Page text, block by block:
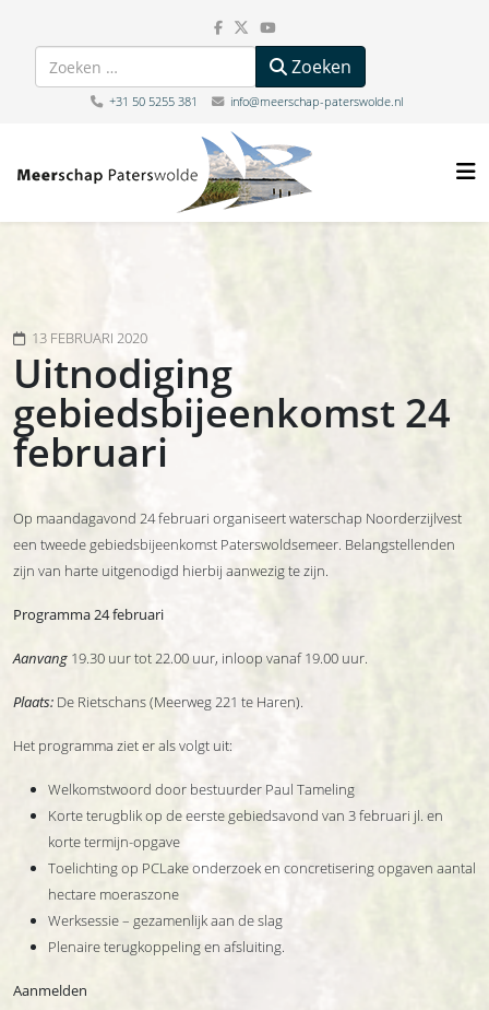
Zoeken Zoeken
+31 50 5255 381 info@meerschap-paterswolde.nl
13 FEBRUARI 2020
Uitnodiging
gebiedsbijeenkomst 24
februari
Op maandagavond 24 februari organiseert waterschap Noorderzijlvest
een tweede gebiedsbijeenkomst Paterswoldsemeer. Belangstellenden
zijn van harte uitgenodigd hierbij aanwezig te zijn.
Programma 24 februari
Aanvang 19.30 uur tot 22.00 uur, inloop vanaf 19.00 uur.
Plaats: De Rietschans (Meerweg 221 te Haren).
Het programma ziet er als volgt uit:
Welkomstwoord door bestuurder Paul Tameling
Korte terugblik op de eerste gebiedsavond van 3 februari jl. en
korte termijn-opgave
Toelichting op PCLake onderzoek en concretisering opgaven aantal
hectare moeraszone
Werksessie – gezamenlijk aan de slag
Plenaire terugkoppeling en afsluiting.
Aanmelden